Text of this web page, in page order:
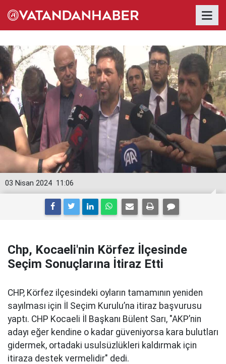
11:06
03 Nisan 2024
Chp, Kocaeli'nin Körfez İlçesinde
Seçim Sonuçlarına İtiraz Etti
CHP, Körfez ilçesindeki oyların tamamının yeniden
sayılması için İl Seçim Kurulu’na itiraz başvurusu
yaptı. CHP Kocaeli İl Başkanı Bülent Sarı, "AKP’nin
adayı eğer kendine o kadar güveniyorsa kara bulutları
gidermek, ortadaki usulsüzlükleri kaldırmak için
itiraza destek vermelidir" dedi.